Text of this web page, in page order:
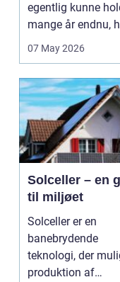
egentlig kunne
mange år endnu,
de fik den r...
07 May 2026
Solceller – en
til miljøet
Solceller er en
banebrydende
teknologi, der
produktion af